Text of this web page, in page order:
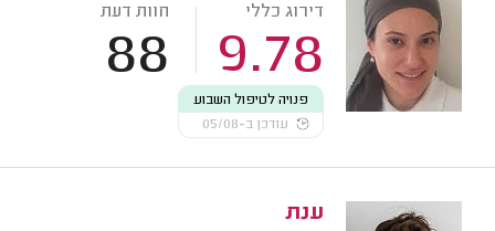
דירוג כללי
9.78
חוות דעת
88
פנויה לטיפול השבוע
עודכן ב-05/08
ענת